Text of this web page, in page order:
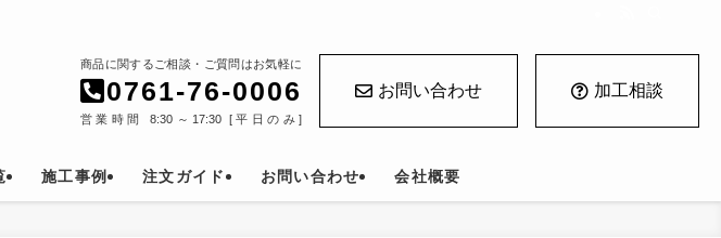
商品に関するご相談・ご質問はお気軽に
0761-76-0006
営業時間 8:30～17:30 [平日のみ]
お問い合わせ 加工相談
施工事例 注文ガイド お問い合わせ 会社概要